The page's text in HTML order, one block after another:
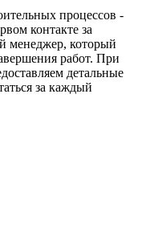
процессов -
контакте за
менеджер, который
работ. При
детальные
за каждый